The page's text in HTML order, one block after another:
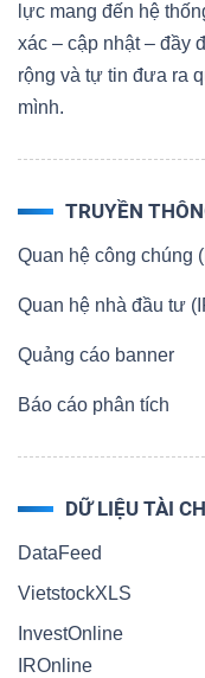
lực mang đến hệ
xác – cập nhật – đầy
rộng và tự tin đưa ra
mình.
TRUYỀN
Quan hệ công chúng
Quan hệ nhà đầu tư
Quảng cáo banner
Báo cáo phân tích
DỮ LIỆU TÀI
DataFeed
VietstockXLS
InvestOnline
IROnline